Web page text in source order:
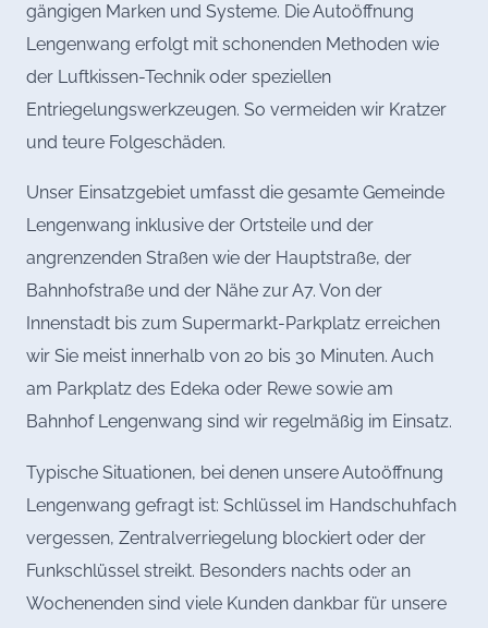
gängigen Marken und Systeme. Die Autoöffnung
Lengenwang erfolgt mit schonenden Methoden wie
der Luftkissen-Technik oder speziellen
Entriegelungswerkzeugen. So vermeiden wir Kratzer
und teure Folgeschäden.
Unser Einsatzgebiet umfasst die gesamte Gemeinde
Lengenwang inklusive der Ortsteile und der
angrenzenden Straßen wie der Hauptstraße, der
Bahnhofstraße und der Nähe zur A7. Von der
Innenstadt bis zum Supermarkt-Parkplatz erreichen
wir Sie meist innerhalb von 20 bis 30 Minuten. Auch
am Parkplatz des Edeka oder Rewe sowie am
Bahnhof Lengenwang sind wir regelmäßig im Einsatz.
Typische Situationen, bei denen unsere Autoöffnung
Lengenwang gefragt ist: Schlüssel im Handschuhfach
vergessen, Zentralverriegelung blockiert oder der
Funkschlüssel streikt. Besonders nachts oder an
Wochenenden sind viele Kunden dankbar für unsere